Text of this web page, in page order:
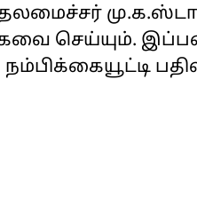
செய்யும்.